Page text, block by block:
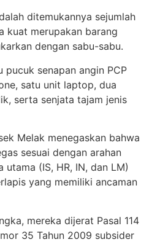
ditemukannya sejumlah
kuat merupakan barang
dengan sabu-sabu.
senapan angin PCP
satu unit laptop, dua
serta senjata tajam jenis
Melak menegaskan bahwa
sesuai dengan arahan
(IS, HR, IN, dan LM)
yang memiliki ancaman
mereka dijerat Pasal 114
35 Tahun 2009 subsider